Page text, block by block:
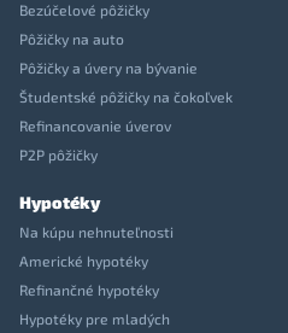
Bezúčelové pôžičky
Pôžičky na auto
Pôžičky a úvery na bývanie
Študentské pôžičky na čokoľvek
Refinancovanie úverov
P2P pôžičky
Hypotéky
Na kúpu nehnuteľnosti
Americké hypotéky
Refinančné hypotéky
Hypotéky pre mladých